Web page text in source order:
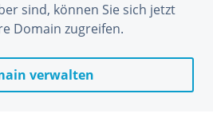
sind, können Sie sich jetzt
Domain zugreifen.
verwalten